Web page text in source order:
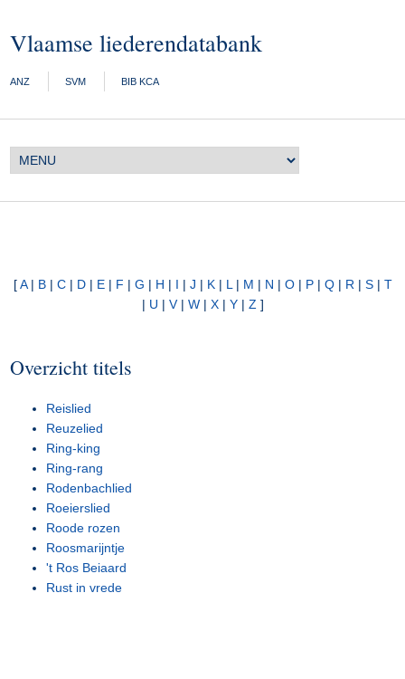
Vlaamse liederendatabank
ANZ SVM BIB KCA
[A| B| C| D| E| F | G | H | I | J | K| L | M | N | O| P| Q| R | S| T
| U | V| W| X| Y| Z ]
Overzicht titels
Reislied
Reuzelied
Ring-king
Ring-rang
Rodenbachlied
Roeierslied
Roode rozen
Roosmarijntje
't Ros Beiaard
Rust in vrede